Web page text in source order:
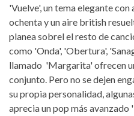
'Vuelve', un tema elegante con
ochenta y un aire british
planea sobrel el resto de
como 'Onda', 'Obertura',
llamado 'Margarita' ofrecen
conjunto. Pero no se dejen
su propia personalidad,
aprecia un pop más avanzado